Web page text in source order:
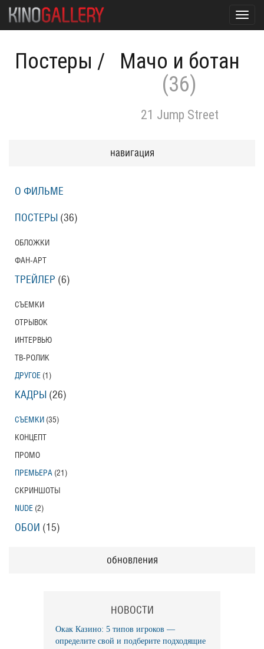
Постеры /
Мачо и ботан
(36)
21 Jump Street
навигация
О ФИЛЬМЕ
ПОСТЕРЫ (36)
ОБЛОЖКИ
ФАН-АРТ
ТРЕЙЛЕР (6)
СЪЕМКИ
ОТРЫВОК
ИНТЕРВЬЮ
ТВ-РОЛИК
ДРУГОЕ (1)
КАДРЫ (26)
СЪЕМКИ (35)
КОНЦЕПТ
ПРОМО
ПРЕМЬЕРА (21)
СКРИНШОТЫ
NUDE (2)
ОБОИ (15)
обновления
НОВОСТИ
Окак Казино: 5 типов игроков —
определите свой и подберите подходящие